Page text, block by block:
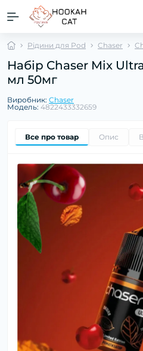
Рідини для Pod Chaser
Набір Chaser Mix
мл 50мг
Виробник: Chaser
Модель: 4822433332659
Все про товар Опис